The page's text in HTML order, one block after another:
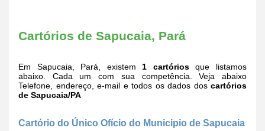
Cartórios de Sapucaia, Pará
Em Sapucaia, Pará, existem 1 cartóriosque listamos
abaixo. Cada um com sua competência. Veja abaixo
Telefone, endereço, e-mail e todos os dados dos cartórios
de Sapucaia/PA
Cartório do Único Ofício do Municipio de Sapucaia